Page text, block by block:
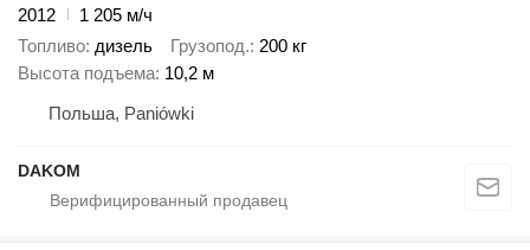
2012
1 205 м/ч
Топливо дизель Грузопод. 200 кг
Высота подъема 10,2 м
Польша, Paniówki
DAKOM